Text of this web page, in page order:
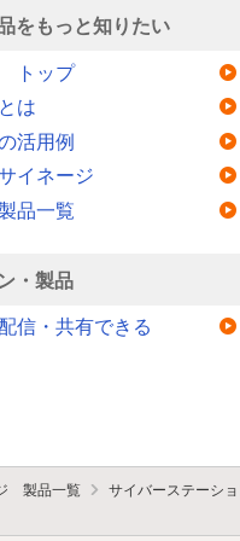
をもっと知りたい
トップ
は
活用例
イネージ
品一覧
・製品
信・共有できる
製品一覧 サイバーステーシ